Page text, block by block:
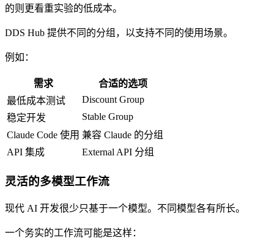
的则更看重实验的低成本。
DDS Hub 提供不同的分组，以支持不同的使用场景。
例如：
需求
合适的选项
最低成本测试
Discount Group
稳定开发
Stable Group
Claude Code 使用 兼容 Claude 的分组
API 集成
External API 分组
灵活的多模型工作流
现代 AI 开发很少只基于一个模型。不同模型各有所长。
一个务实的工作流可能是这样：